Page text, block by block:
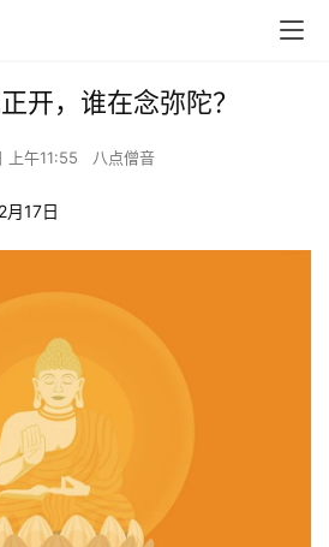
开，谁在念弥陀？
上午11:55 八点僧音
月17日